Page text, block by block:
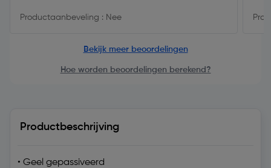
Productaanbeveling : Nee
Bekijk meer beoordelingen
Hoe worden beoordelingen berekend?
Productbeschrijving
• Geel gepassiveerd